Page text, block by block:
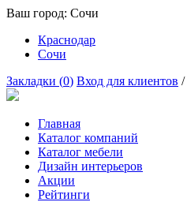
Ваш город: Сочи
Краснодар
Сочи
Закладки (0) Вход для клиентов /
Главная
Каталог компаний
Каталог мебели
Дизайн интерьеров
Акции
Рейтинги